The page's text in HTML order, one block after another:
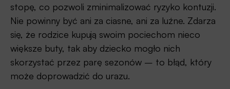
stopę, co pozwoli zminimalizować ryzyko kontuzji.
Nie powinny być ani za ciasne, ani za luźne. Zdarza
się, że rodzice kupują swoim pociechom nieco
większe buty, tak aby dziecko mogło nich
skorzystać przez parę sezonów – to błąd, który
może doprowadzić do urazu.